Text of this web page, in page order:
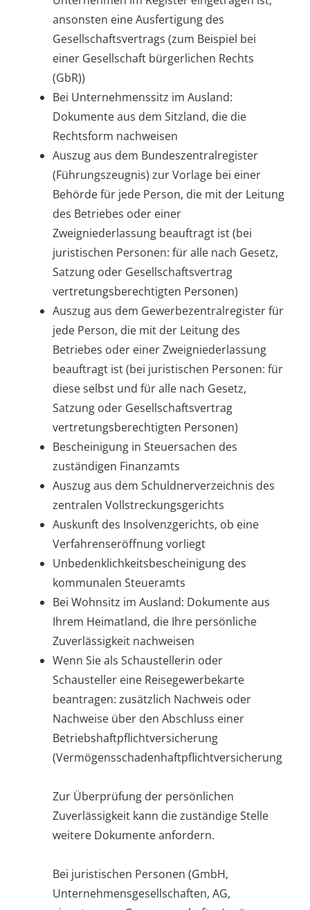
ansonsten eine Ausfertigung des
Gesellschaftsvertrags (zum Beispiel bei
einer Gesellschaft bürgerlichen Rechts
(GbR))
Bei Unternehmenssitz im Ausland:
Dokumente aus dem Sitzland, die die
Rechtsform nachweisen
Auszug aus dem Bundeszentralregister
(Führungszeugnis) zur Vorlage bei einer
Behörde für jede Person, die mit der Leitung
des Betriebes oder einer
Zweigniederlassung beauftragt ist (bei
juristischen Personen: für alle nach Gesetz,
Satzung oder Gesellschaftsvertrag
vertretungsberechtigten Personen)
Auszug aus dem Gewerbezentralregister für
jede Person, die mit der Leitung des
Betriebes oder einer Zweigniederlassung
beauftragt ist (bei juristischen Personen: für
diese selbst und für alle nach Gesetz,
Satzung oder Gesellschaftsvertrag
vertretungsberechtigten Personen)
Bescheinigung in Steuersachen des
zuständigen Finanzamts
Auszug aus dem Schuldnerverzeichnis des
zentralen Vollstreckungsgerichts
Auskunft des Insolvenzgerichts, ob eine
Verfahrenseröffnung vorliegt
Unbedenklichkeitsbescheinigung des
kommunalen Steueramts
Bei Wohnsitz im Ausland: Dokumente aus
Ihrem Heimatland, die Ihre persönliche
Zuverlässigkeit nachweisen
Wenn Sie als Schaustellerin oder
Schausteller eine Reisegewerbekarte
beantragen: zusätzlich Nachweis oder
Nachweise über den Abschluss einer
Betriebshaftpflichtversicherung
(Vermögensschadenhaftpflichtversicherung
Zur Überprüfung der persönlichen
Zuverlässigkeit kann die zuständige Stelle
weitere Dokumente anfordern.
Bei juristischen Personen (GmbH,
Unternehmensgesellschaften, AG,